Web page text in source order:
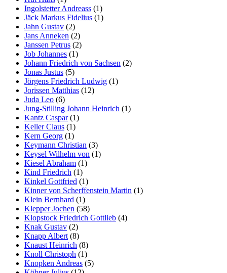
Ingolstetter Andreass (1)
Jäck Markus Fidelius (1)
Jahn Gustav (2)
Jans Anneken (2)
Janssen Petrus (2)
Job Johannes (1)
Johann Friedrich von Sachsen (2)
Jonas Justus (5)
Jörgens Friedrich Ludwig (1)
Jorissen Matthias (12)
Juda Leo (6)
Jung-Stilling Johann Heinrich (1)
Kantz Caspar(1)
Keller Claus (1)
Kern Georg (1)
Keymann Christian (3)
Keysel Wilhelm von (1)
Kiesel Abraham (1)
Kind Friedrich (1)
Kinkel Gottfried (1)
Kinner von Scherffenstein Martin (1)
Klein Bernhard (1)
Klepper Jochen (58)
Klopstock Friedrich Gottlieb (4)
Knak Gustav (2)
Knapp Albert (8)
Knaust Heinrich (8)
Knoll Christoph (1)
Knopken Andreas (5)